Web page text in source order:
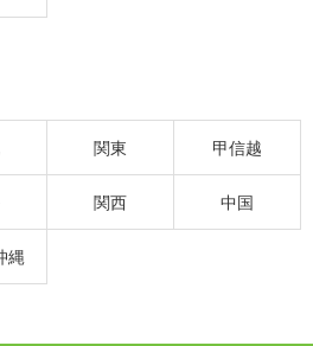
関東 甲信越
関西 中国
縄